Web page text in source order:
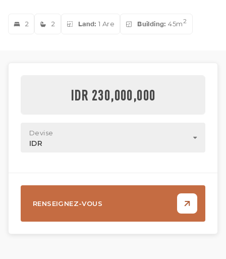
2 2 Land: 1 Are Building: 45m2
IDR 230,000,000
Devise
IDR
RENSEIGNEZ-VOUS